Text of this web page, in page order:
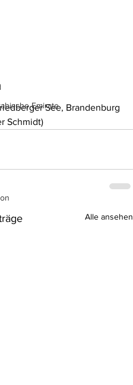
EmirateSee, Brandenburg
Schmidt)
Alle ansehen